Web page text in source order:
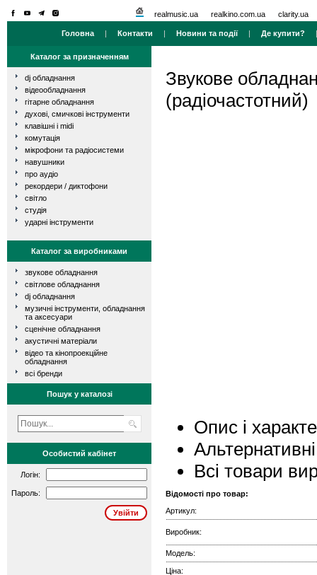
realmusic.ua realkino.com.ua clarity.ua
Головна | Контакти | Новини та події| Де купити?
Каталог за призначенням
dj обладнання
відеообладнання
гітарне обладнання
духові, смичкові інструменти
клавішні і midi
комутація
мікрофони та радіосистеми
навушники
про аудіо
рекордери / диктофони
світло
студія
ударні інструменти
Каталог за виробниками
звукове обладнання
світлове обладнання
dj обладнання
музичні інструменти, обладнання
та аксесуари
сценічне обладнання
акустичні матеріали
відео та кінопроекційне
обладнання
всі бренди
Пошук у каталозі
Особистий кабінет
Логін:
Пароль:
Звукове
(радіочастотний)
Опис і
Всі товари
Відомості про товар:
Артикул:
Виробник:
Модель:
Ціна: